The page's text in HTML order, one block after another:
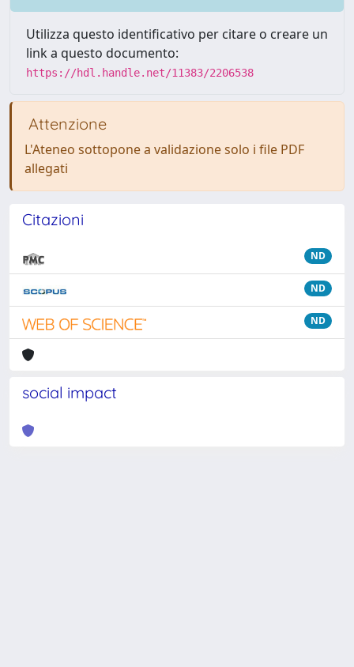
Utilizza questo identificativo per citare o creare un
link a questo documento:
https://hdl.handle.net/11383/2206538
Attenzione
L'Ateneo sottopone a validazione solo i file PDF
allegati
Citazioni
ND
ND
ND
social impact